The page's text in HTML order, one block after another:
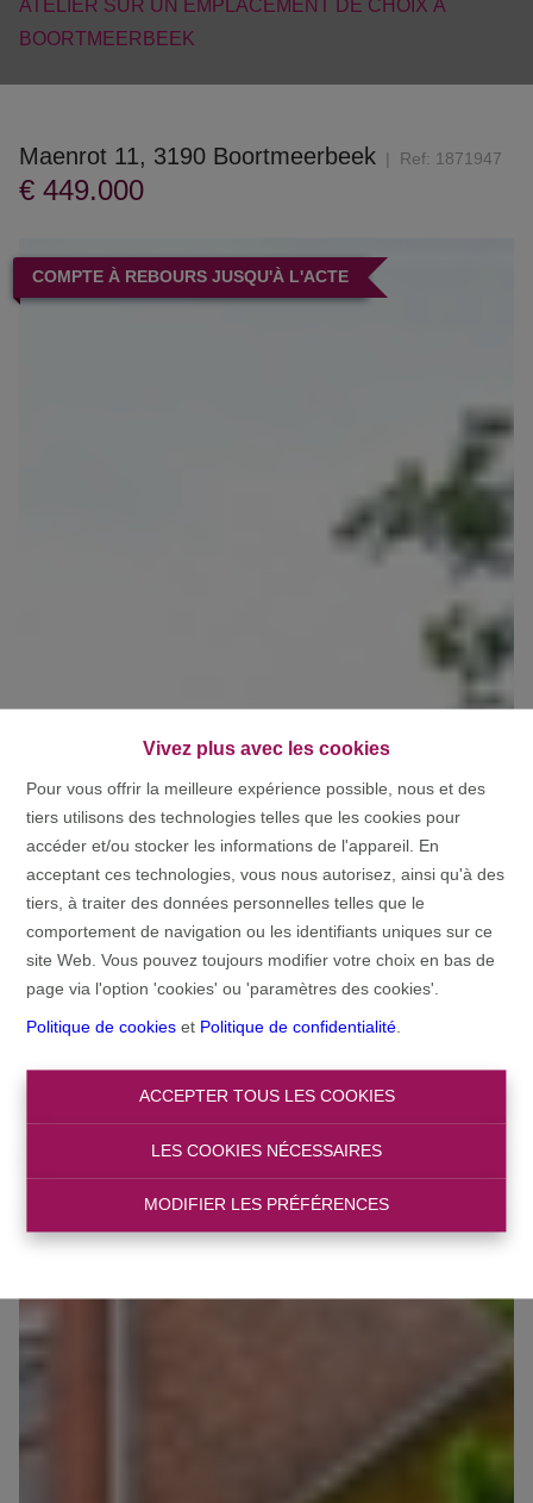
Vivez plus avec les cookies
Pour vous offrir la meilleure expérience possible, nous et des
tiers utilisons des technologies telles que les cookies pour
accéder et/ou stocker les informations de l'appareil. En
acceptant ces technologies, vous nous autorisez, ainsi qu'à des
tiers, à traiter des données personnelles telles que le
comportement de navigation ou les identifiants uniques sur ce
site Web. Vous pouvez toujours modifier votre choix en bas de
page via l'option 'cookies' ou 'paramètres des cookies'.
Politique de cookies et Politique de confidentialité.
ACCEPTER TOUS LES COOKIES
LES COOKIES NÉCESSAIRES
MODIFIER LES PRÉFÉRENCES
ATELIER SUR UN EMPLACEMENT DE CHOIX À
BOORTMEERBEEK
Maenrot 11, 3190 Boortmeerbeek Ref: 1871947
€ 449.000
COMPTE À REBOURS JUSQU'À L'ACTE